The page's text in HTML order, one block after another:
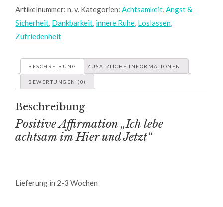
Tasse
Menge
Artikelnummer:n. v. Kategorien:Achtsamkeit,Angst &
Sicherheit, Dankbarkeit, innere Ruhe, Loslassen,
Zufriedenheit
BESCHREIBUNG ZUSÄTZLICHE INFORMATIONEN
BEWERTUNGEN (0)
Beschreibung
Positive Affirmation „Ich lebe
achtsam im Hier und Jetzt“
Lieferung in 2-3 Wochen